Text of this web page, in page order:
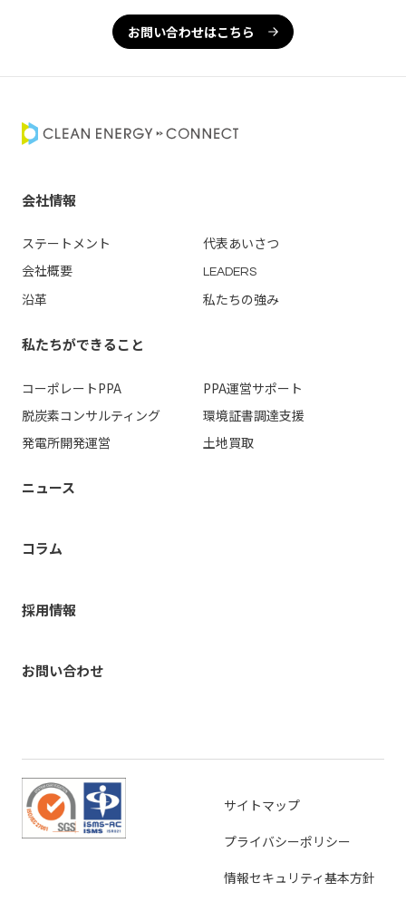
お問い合わせはこちら
会社情報
ステートメント
代表あいさつ
会社概要
LEADERS
沿革 私たちの強み
私たちができること
コーポレートPPA PPA運営サポート
脱炭素コンサルティング
環境証書調達支援
発電所開発運営
土地買取
ニュース
コラム
採用情報
お問い合わせ
サイトマップ
プライバシーポリシー
情報セキュリティ基本方針